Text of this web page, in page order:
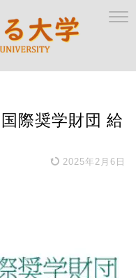
際奨学財団 給
2025年2月6日